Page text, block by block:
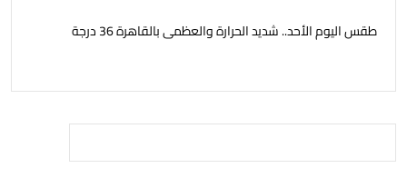
طقس اليوم الأحد.. شديد الحرارة والعظمى بالقاهرة 36 درجة